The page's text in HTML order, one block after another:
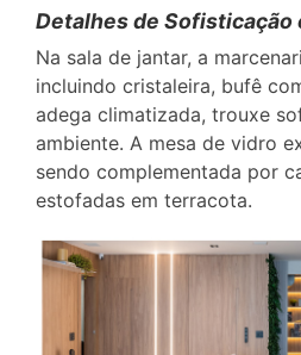
Detalhes de Sofisticação
Na sala de jantar, a
incluindo cristaleira, bufê
adega climatizada, trouxe
ambiente. A mesa de vidro
sendo complementada por
estofadas em terracota.